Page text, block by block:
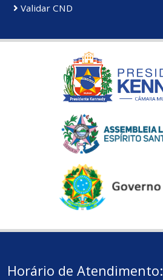
Validar CND
Horário de Atendimento: